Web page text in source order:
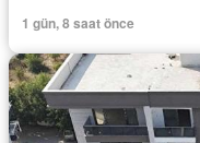
1 gün, 8 saat önce